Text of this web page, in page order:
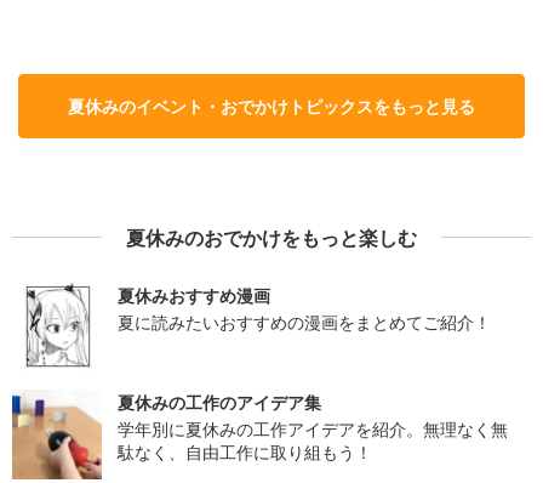
夏休みのイベント・おでかけトピックスをもっと見る
夏休みのおでかけをもっと楽しむ
夏休みおすすめ漫画
夏に読みたいおすすめの漫画をまとめてご紹介！
夏休みの工作のアイデア集
学年別に夏休みの工作アイデアを紹介。無理なく無
駄なく、自由工作に取り組もう！